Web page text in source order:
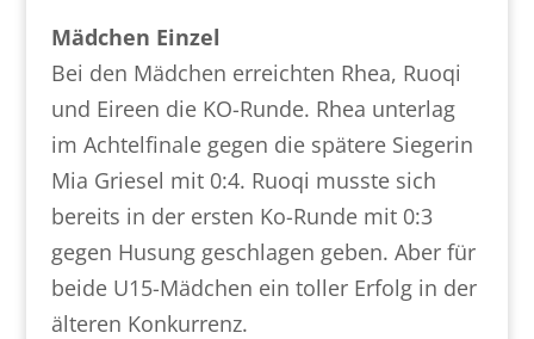
Mädchen Einzel
Bei den Mädchen erreichten Rhea, Ruoqi
und Eireen die KO-Runde. Rhea unterlag
im Achtelfinale gegen die spätere Siegerin
Mia Griesel mit 0:4. Ruoqi musste sich
bereits in der ersten Ko-Runde mit 0:3
gegen Husung geschlagen geben. Aber für
beide U15-Mädchen ein toller Erfolg in der
älteren Konkurrenz.